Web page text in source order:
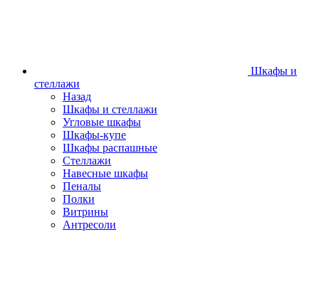
Шкафы и
стеллажи
Назад
Шкафы и стеллажи
Угловые шкафы
Шкафы-купе
Шкафы распашные
Стеллажи
Навесные шкафы
Пеналы
Полки
Витрины
Антресоли